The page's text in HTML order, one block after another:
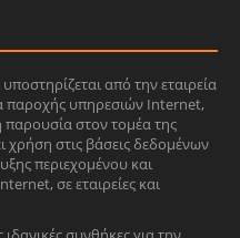
από την εταιρεία
παροχής υπηρεσιών Internet,
στον τομέα της
χρήση στις βάσεις δεδομένων
περιεχομένου και
σε εταιρείες και